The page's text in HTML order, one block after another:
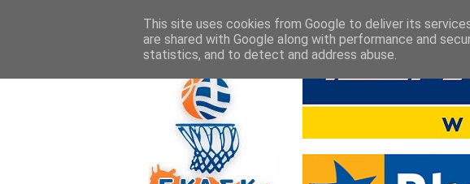
This site uses cookies from Google to deliver its
are shared with Google along with performance and
statistics, and to detect and address abuse.